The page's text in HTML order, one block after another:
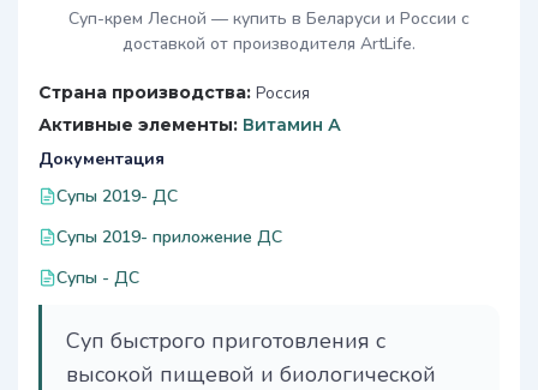
Страна производства: Россия
Активные элементы: Витамин А
Документация
Супы 2019- ДС
Супы 2019- приложение ДС
Супы - ДС
Суп быстрого приготовления с
высокой пищевой и биологической
Суп-крем Лесной — купить в Беларуси и России с
доставкой от производителя ArtLife.